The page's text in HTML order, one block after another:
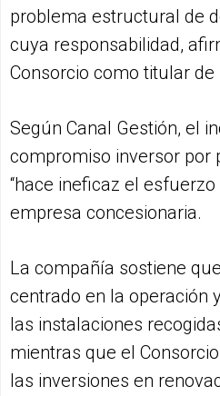
problema estructural de
cuya responsabilidad,
Consorcio como titular
Según Canal Gestión, el
compromiso inversor por
“hace ineficaz el esfuerzo
empresa concesionaria.
La compañía sostiene
centrado en la operación
las instalaciones
mientras que el
las inversiones en